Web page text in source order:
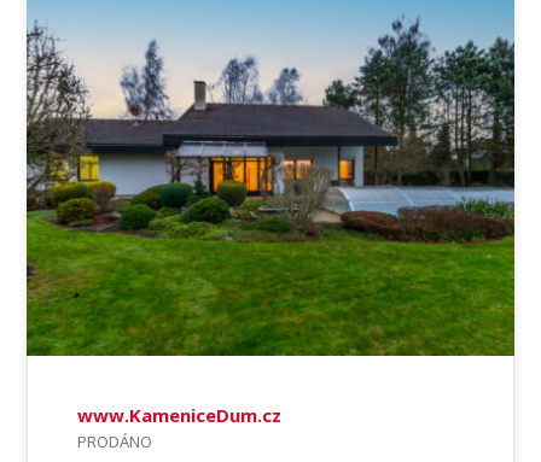
www.KameniceDum.cz
PRODÁNO